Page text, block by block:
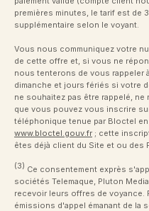
premières minutes, le tarif est de
supplémentaire selon le voyant.
Vous nous communiquez votre
de cette offre et, si vous ne
nous tenterons de vous rappeler
dimanche et jours fériés si votre
ne souhaitez pas être rappelé,
que vous pouvez vous inscrire
téléphonique tenue par Bloctel
www.bloctel.gouv.fr ; cette
êtes déjà client du Site et ou des
(3) Ce consentement exprès
sociétés Telemaque, Pluton
recevoir leurs offres de voyance.
émissions d'appel émanant de